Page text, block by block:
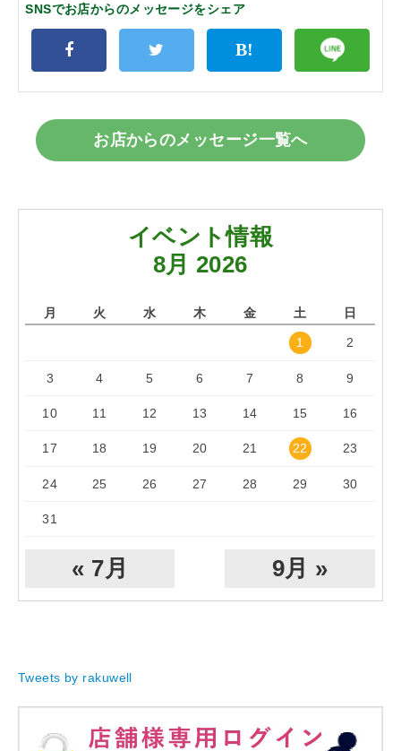
SNSでお店からのメッセージをシェア
お店からのメッセージ一覧へ
イベント情報
8月 2026
月 火 水 木 金 土 日
1 2
3 4 5 6 7 8 9
10 11 12 13 14 15 16
17 18 19 20 21 22 23
24 25 26 27 28 29 30
31
« 7月 9月 »
Tweets by rakuwell